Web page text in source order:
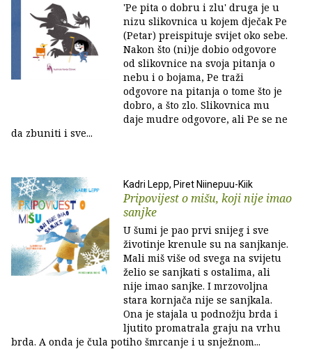
'Pe pita o dobru i zlu' druga je u
nizu slikovnica u kojem dječak Pe
(Petar) preispituje svijet oko sebe.
Nakon što (ni)je dobio odgovore
od slikovnice na svoja pitanja o
nebu i o bojama, Pe traži
odgovore na pitanja o tome što je
dobro, a što zlo. Slikovnica mu
daje mudre odgovore, ali Pe se ne
da zbuniti i sve...
Kadri Lepp, Piret Niinepuu-Kiik
Pripovijest o mišu, koji nije imao
sanjke
U šumi je pao prvi snijeg i sve
životinje krenule su na sanjkanje.
Mali miš više od svega na svijetu
želio se sanjkati s ostalima, ali
nije imao sanjke. I mrzovoljna
stara kornjača nije se sanjkala.
Ona je stajala u podnožju brda i
ljutito promatrala graju na vrhu
brda. A onda je čula potiho šmrcanje i u snježnom...